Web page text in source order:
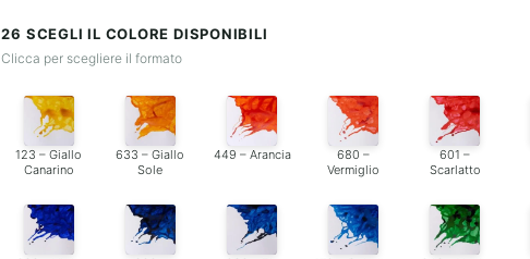
26 SCEGLI IL COLORE DISPONIBILI
Clicca per scegliere il formato
123 – Giallo
Canarino
633 – Giallo
Sole
449 – Arancia
680 –
Vermiglio
601 –
Scarlatto